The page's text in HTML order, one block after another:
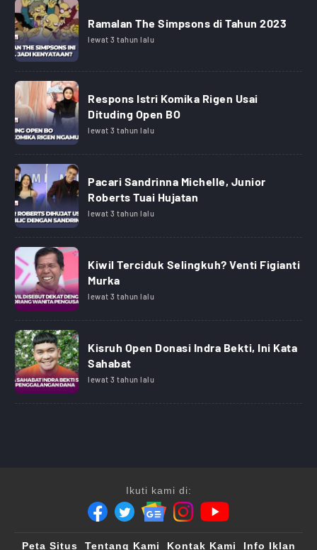
Ramalan The Simpsons di Tahun 2023
lewat 3 tahun lalu
Respons Istri Komika Rigen Usai
Dituding Open BO
lewat 3 tahun lalu
Pacari Sandrinna Michelle, Junior
Roberts Tuai Hujatan
lewat 3 tahun lalu
Kiwil Terciduk Selingkuh? Venti Figianti
Murka
lewat 3 tahun lalu
Kisruh Open Donasi Indra Bekti, Ini Kata
Sahabat
lewat 3 tahun lalu
Ikuti kami di:
Peta Situs Tentang Kami Kontak Kami Info Iklan